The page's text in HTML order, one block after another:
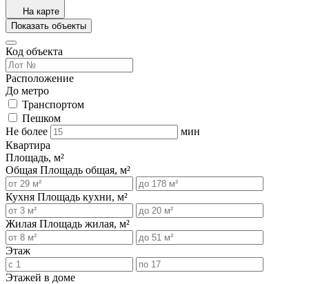
На карте
Показать объекты
Код объекта
Расположение
До метро
Транспортом
Пешком
Не более
мин
Квартира
Площадь, м²
Общая Площадь общая, м²
Кухня Площадь кухни, м²
Жилая Площадь жилая, м²
Этаж
Этажей в доме